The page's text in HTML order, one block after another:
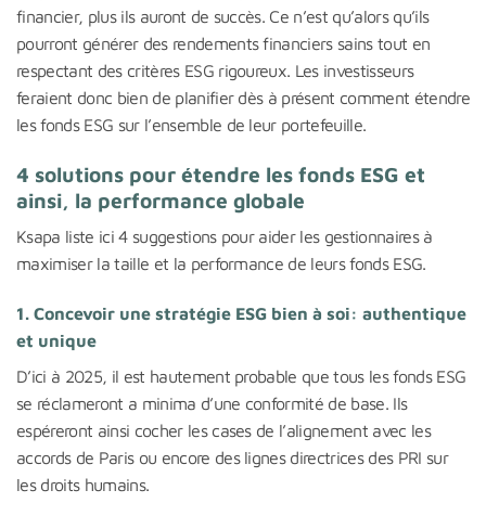
financier, plus ils auront de succès. Ce n’est qu’alors qu’ils
pourront générer des rendements financiers sains tout en
respectant des critères ESG rigoureux. Les investisseurs
feraient donc bien de planifier dès à présent comment étendre
les fonds ESG sur l’ensemble de leur portefeuille.
4 solutions pour étendre les fonds ESG et
ainsi, la performance globale
Ksapa liste ici 4 suggestions pour aider les gestionnaires à
maximiser la taille et la performance de leurs fonds ESG.
1. Concevoir une stratégie ESG bien à soi: authentique
et unique
D’ici à 2025, il est hautement probable que tous les fonds ESG
se réclameront a minima d’une conformité de base. Ils
espéreront ainsi cocher les cases de l’alignement avec les
accords de Paris ou encore des lignes directrices des PRI sur
les droits humains.